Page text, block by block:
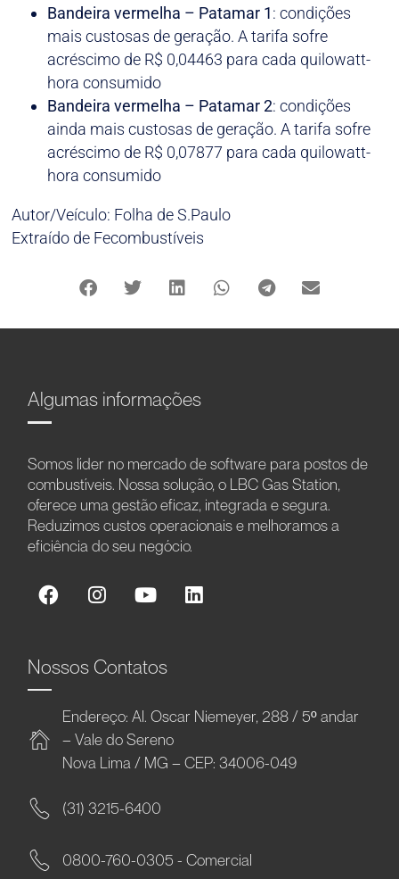
Bandeira vermelha – Patamar 1: condições
mais custosas de geração. A tarifa sofre
acréscimo de R$ 0,04463 para cada quilowatt-
hora consumido
Bandeira vermelha – Patamar 2: condições
ainda mais custosas de geração. A tarifa sofre
acréscimo de R$ 0,07877 para cada quilowatt-
hora consumido
Autor/Veículo: Folha de S.Paulo
Extraído de Fecombustíveis
Algumas informações
Somos líder no mercado de software para postos de
combustíveis. Nossa solução, o LBC Gas Station,
oferece uma gestão eficaz, integrada e segura.
Reduzimos custos operacionais e melhoramos a
eficiência do seu negócio.
Nossos Contatos
Endereço: Al. Oscar Niemeyer, 288 / 5º andar
– Vale do Sereno
Nova Lima / MG – CEP: 34006-049
(31) 3215-6400
0800-760-0305 - Comercial